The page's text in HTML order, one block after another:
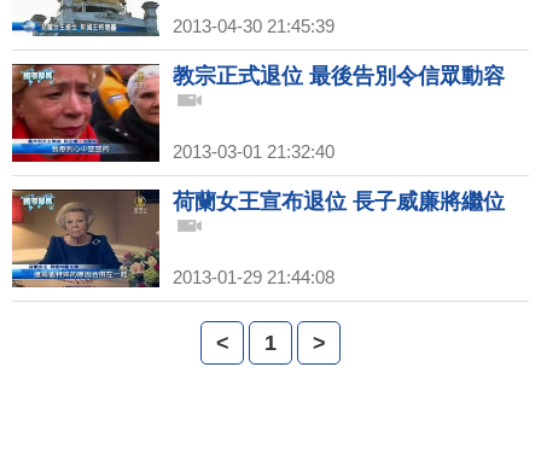
2013-04-30 21:45:39
教宗正式退位 最後告別令信眾動容
2013-03-01 21:32:40
荷蘭女王宣布退位 長子威廉將繼位
2013-01-29 21:44:08
< 1 >